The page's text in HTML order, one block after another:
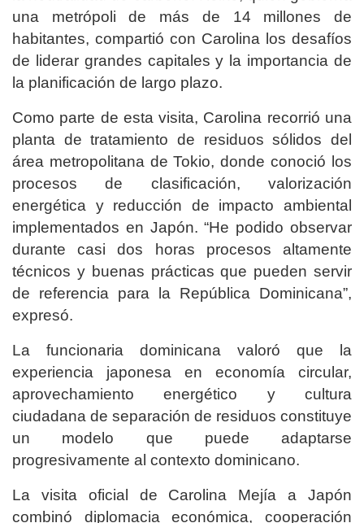
una metrópoli de más de 14 millones de
habitantes, compartió con Carolina los desafíos
de liderar grandes capitales y la importancia de
la planificación de largo plazo.
Como parte de esta visita, Carolina recorrió una
planta de tratamiento de residuos sólidos del
área metropolitana de Tokio, donde conoció los
procesos de clasificación, valorización
energética y reducción de impacto ambiental
implementados en Japón. “He podido observar
durante casi dos horas procesos altamente
técnicos y buenas prácticas que pueden servir
de referencia para la República Dominicana”,
expresó.
La funcionaria dominicana valoró que la
experiencia japonesa en economía circular,
aprovechamiento energético y cultura
ciudadana de separación de residuos constituye
un modelo que puede adaptarse
progresivamente al contexto dominicano.
La visita oficial de Carolina Mejía a Japón
combinó diplomacia económica, cooperación